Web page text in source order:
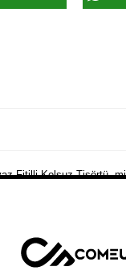
Fitilli Kolsuz Tişörtü,
tok formu sayesinde
tahriş oluşturmadan
kesimiyle özgürce
sunar.
koku oluşumunu